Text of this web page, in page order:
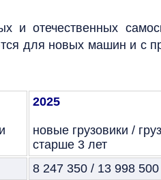
и отечественных
для новых машин и с
2025
новые грузовики /
старше 3 лет
8 247 350 / 13 998 500